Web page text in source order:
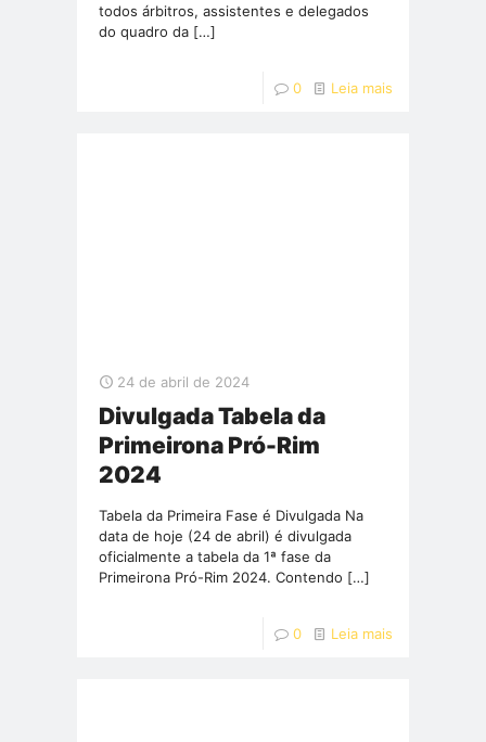
todos árbitros, assistentes e delegados
do quadro da […]
0 Leia mais
24 de abril de 2024
Divulgada Tabela da
Primeirona Pró-Rim
2024
Tabela da Primeira Fase é Divulgada Na
data de hoje (24 de abril) é divulgada
oficialmente a tabela da 1ª fase da
Primeirona Pró-Rim 2024. Contendo […]
0 Leia mais